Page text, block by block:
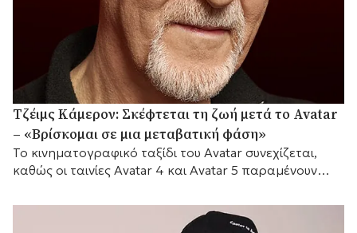
Τζέιμς Κάμερον: Σκέφτεται τη ζωή μετά το Avatar
– «Βρίσκομαι σε μια μεταβατική φάση»
Το κινηματογραφικό ταξίδι του Avatar συνεχίζεται,
καθώς οι ταινίες Avatar 4 και Avatar 5 παραμένουν
αντίστοιχα